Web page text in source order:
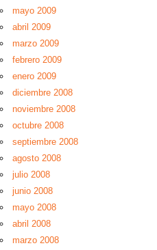
mayo 2009
abril 2009
marzo 2009
febrero 2009
enero 2009
diciembre 2008
noviembre 2008
octubre 2008
septiembre 2008
agosto 2008
julio 2008
junio 2008
mayo 2008
abril 2008
marzo 2008